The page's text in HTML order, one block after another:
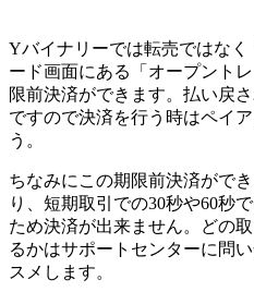
Yバイナリーでは転売ではなく
ード画面にある
「オープントレ
限前決済ができます。 払い戻
ですので決済を行う時はペイ
う。
ちなみにこの期限前決済がで
り、短期取引での30秒や60秒
ため決済が出来ません。どの
るかはサポートセンターに問
スメします。